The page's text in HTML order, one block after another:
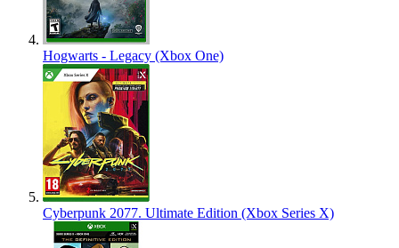
Hogwarts - Legacy (Xbox One)
Cyberpunk 2077. Ultimate Edition (Xbox Series X)